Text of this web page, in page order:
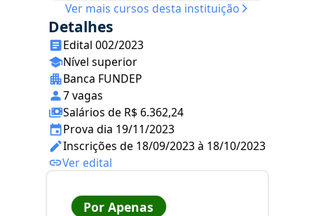
Ver mais cursos desta instituição
Detalhes
Edital 002/2023
Nível superior
Banca FUNDEP
7 vagas
Salários de R$ 6.362,24
Prova dia 19/11/2023
Inscrições de 18/09/2023 à 18/10/2023
Ver edital
Por Apenas